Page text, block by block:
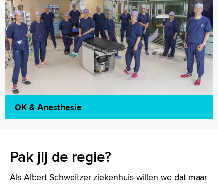
OK & Anesthesie
Pak jij de regie?
Als Albert Schweitzer ziekenhuis willen we dat maar